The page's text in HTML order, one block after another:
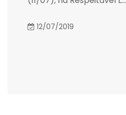
12/07/2019